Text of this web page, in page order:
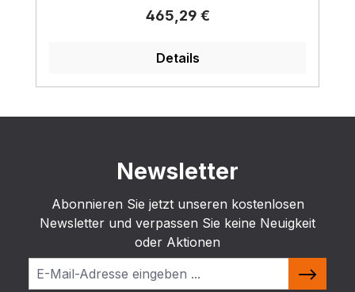
Regulärer Preis:
465,29 €
Details
Newsletter
Abonnieren Sie jetzt unseren kostenlosen
Newsletter und verpassen Sie keine Neuigkeit
oder Aktionen